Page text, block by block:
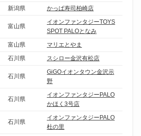
新潟県 かっぱ寿司柏崎店
富山県
イオンファンタジーTOYS
SPOT PALOとなみ
富山県
マリエとやま
石川県 スシロー金沢有松店
石川県
GiGOイオンタウン金沢示
野
石川県
イオンファンタジーPALO
かほく3号店
石川県
イオンファンタジーPALO
杜の里